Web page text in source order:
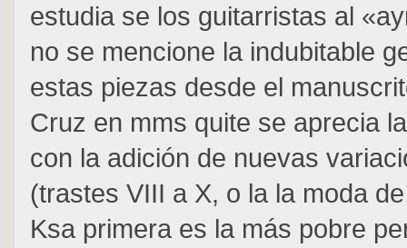
estudia se los guitarristas al
no se mencione la indubitable
estas piezas desde el
Cruz en mms quite se aprecia
con la adición de nuevas
(trastes VIII a X, o la la moda
Ksa primera es la más pobre